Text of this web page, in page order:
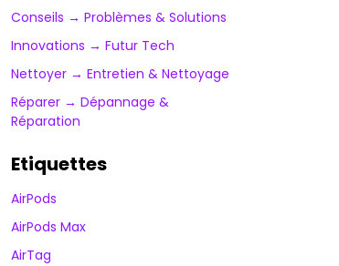
Conseils → Problèmes & Solutions
Innovations → Futur Tech
Nettoyer → Entretien & Nettoyage
Réparer → Dépannage &
Réparation
Etiquettes
AirPods
AirPods Max
AirTag